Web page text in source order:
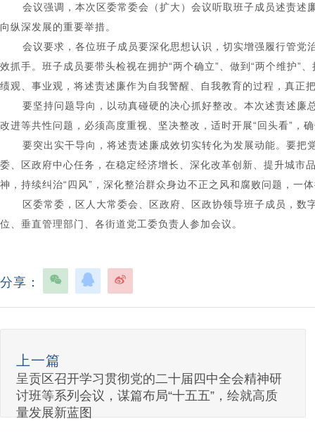
会议强调 ， 本次区委常委会（扩大）会议听取班子成员述责述
向纵深发展的重要举措。
会议要求 ， 各位班子成员要深化思想认识，切实增强履行管党
效抓手。班子成员要带头检视在拥护“两个确立”、做到“两个维护
绩观、事业观，将述责述廉作为自我警醒、自我教育的过程，真正
要坚持问题导向，以动真碰硬的决心抓好整改。本次述责述
改进等共性问题，必须高度重视、坚决整改，适时开展“回头看”，
要突出实干导向，将述责述廉成效切实转化为发展动能。要
委、区政府中心任务，在稳定经济增长、深化改革创新、提升城
神，持续纠治“四风”，深化整治群众身边不正之风和腐败问题，一
区委常委，区人大常委会、区政府、区政协领导班子成员，
位、垂直管理部门、各街道党工委负责人参加会议。
分享：
上一篇
呈贡区召开学习贯彻党的二十届四中全会精神研
讨班等系列会议，谋篇布局“十五五”，绘就高质
量发展新蓝图